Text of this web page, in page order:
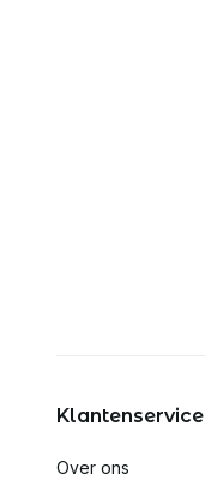
Klantenservice
Over ons